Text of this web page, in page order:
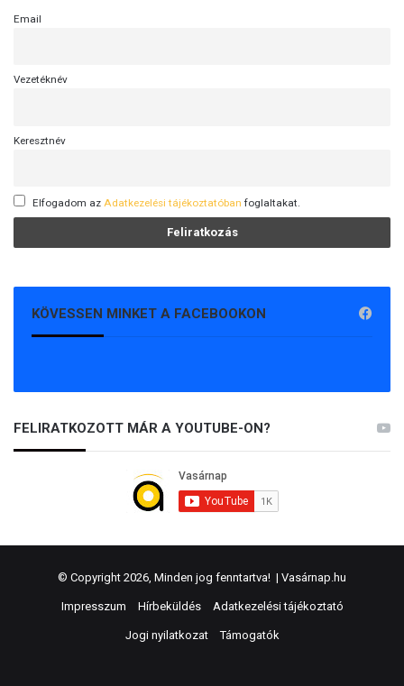
Email
Vezetéknév
Keresztnév
Elfogadom az Adatkezelési tájékoztatóban foglaltakat.
KÖVESSEN MINKET A FACEBOOKON
FELIRATKOZOTT MÁR A YOUTUBE-ON?
© Copyright 2026, Minden jog fenntartva! | Vasárnap.hu
Impresszum Hírbeküldés Adatkezelési tájékoztató
Jogi nyilatkozat Támogatók